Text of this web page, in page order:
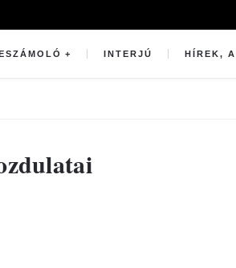
INTERJÚ HÍREK,